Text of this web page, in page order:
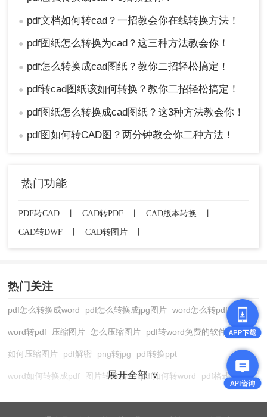
● pdf文档如何转cad？一招教会你在线转换方法！
● pdf图纸怎么转换为cad？这三种方法教会你！
● pdf怎么转换成cad图纸？教你二招轻松搞定！
● pdf转cad图纸该如何转换？教你二招轻松搞定！
● pdf图纸怎么转换成cad图纸？这3种方法教会你！
● pdf图如何转CAD图？两分钟教会你二种方法！
热门功能
PDF转CAD CAD转PDF CAD版本转换
CAD转DWF
CAD转图片
热门关注
pdf怎么转换成word pdf怎么转换成jpg图片 word怎么转pdf
word转pdf 压缩图片 怎么压缩图片 pdf转word免费的软件
如何压缩图片 pdf解密 png转jpg pdf转换ppt
word如何转换成pdf 图片转换格式 pdf如何转word pdf格式转换
展开全部 ∨